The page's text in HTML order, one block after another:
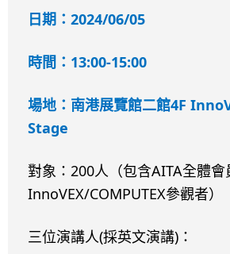
日期： 2024/06/05
時間： 13:00-15:00
場地：南港展覽館二館4F
Stage
對象： 200人（包含AITA全體會
InnoVEX/COMPUTEX參觀者）
三位演講人(採英文演講) ：